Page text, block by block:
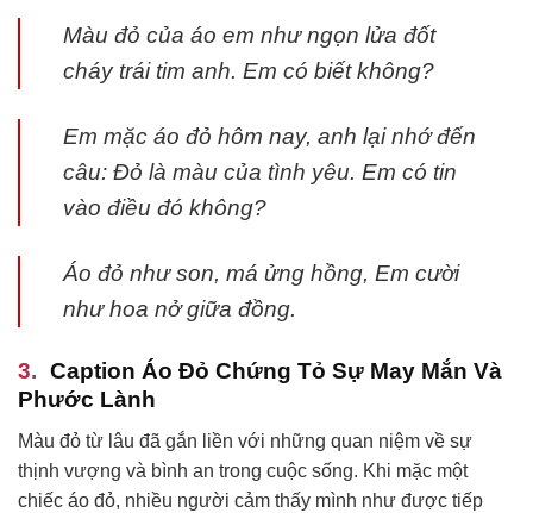
Màu đỏ của áo em như ngọn lửa đốt
cháy trái tim anh. Em có biết không?
Em mặc áo đỏ hôm nay, anh lại nhớ đến
câu: Đỏ là màu của tình yêu. Em có tin
vào điều đó không?
Áo đỏ như son, má ửng hồng, Em cười
như hoa nở giữa đồng.
Caption Áo Đỏ Chứng Tỏ Sự May Mắn Và
Phước Lành
Màu đỏ từ lâu đã gắn liền với những quan niệm về sự
thịnh vượng và bình an trong cuộc sống. Khi mặc một
chiếc áo đỏ, nhiều người cảm thấy mình như được tiếp